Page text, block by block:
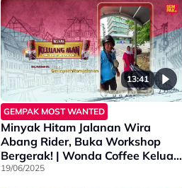
13:41
GEMPAK MOST WANTED
Minyak Hitam Jalanan Wira
Abang Rider, Buka Workshop
Bergerak! | Wonda Coffee Keluang
Man of The Month
19/06/2025